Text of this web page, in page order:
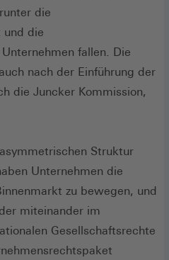
die
und die
fallen. Die
nach der Einführung der
die Juncker Kommission,
Struktur
Unternehmen die
zu bewegen, und
miteinander im
Gesellschaftsrechte